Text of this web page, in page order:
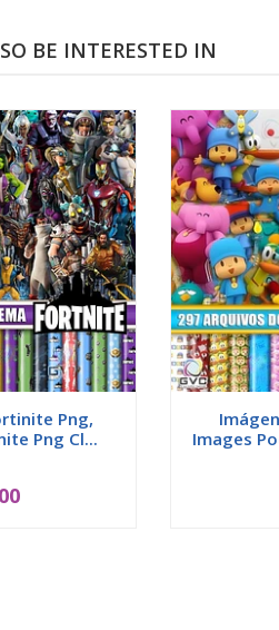
BE INTERESTED IN
Png,
Png Cl...
Images